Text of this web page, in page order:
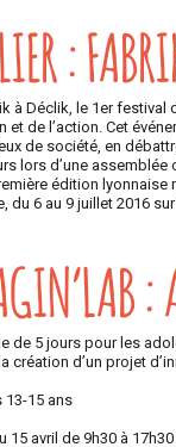
:
à Déclik, le 1er festival
et de l’action. Cet
de société, en
lors d’une assemblée
édition lyonnaise
du 6 au 9 juillet 2016 sur
:
de 5 jours pour les
création d’un projet
13-15 ans
15 avril de 9h30 à